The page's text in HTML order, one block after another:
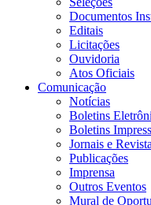
Documentos
Editais
Licitações
Ouvidoria
Atos Oficiais
Comunicação
Notícias
Boletins
Boletins
Jornais e
Publicações
Imprensa
Outros Eventos
Mural de